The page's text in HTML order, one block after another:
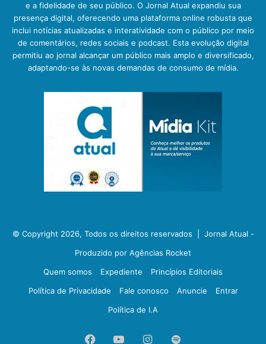
e a fidelidade de seu público. O Jornal Atual expandiu sua
presença digital, oferecendo uma plataforma online robusta que
inclui notícias atualizadas e interatividade com o público por meio
de comentários, redes sociais e podcast. Esta evolução digital
permitiu ao jornal alcançar um público mais amplo e diversificado,
adaptando-se às novas demandas de consumo de mídia.
© Copyright 2026, Todos os direitos reservados | Jornal Atual -
Produzido por Agências Rocket
Quem somos
Expediente
Princípios Editoriais
Política de Privacidade
Fale conosco Anuncie
Entrar
Política de I.A
FacebookYouTubeInstagram
Spotify